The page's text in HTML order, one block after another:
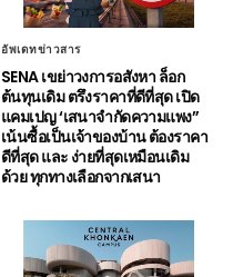
อัพเดทข่าวสาร
SENA เขย่าวงการอสังหา ล็อก
ต้นทุนเดิม ตรึงราคาที่ดีที่สุด เปิด
แคมเปญ ‘เสนาจำกัดความแพง”
เน้นซื้อเป็นเจ้าของบ้าน ต้องราคา
ดีที่สุด และ ง่ายที่สุดเหมือนเดิม
ด้วย ทุกทางเลือกจากเสนา